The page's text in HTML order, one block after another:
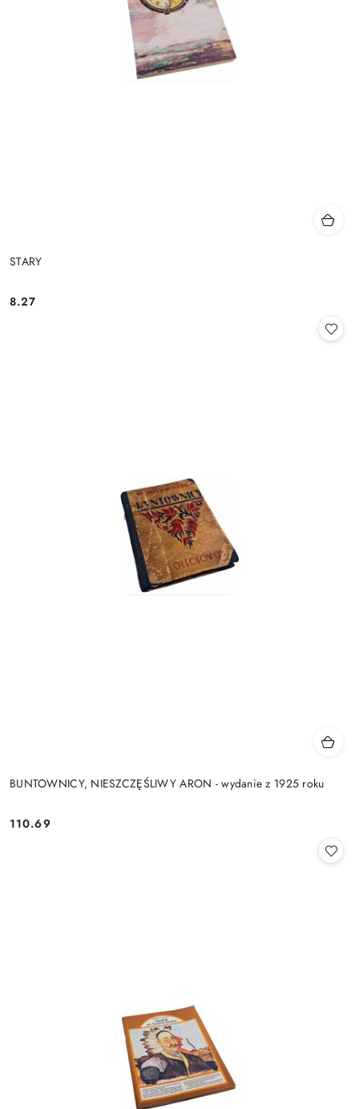
STARY
Cena:
8.27
BUNTOWNICY, NIESZCZĘŚLIWY ARON - wydanie z 1925 roku
Cena:
110.69